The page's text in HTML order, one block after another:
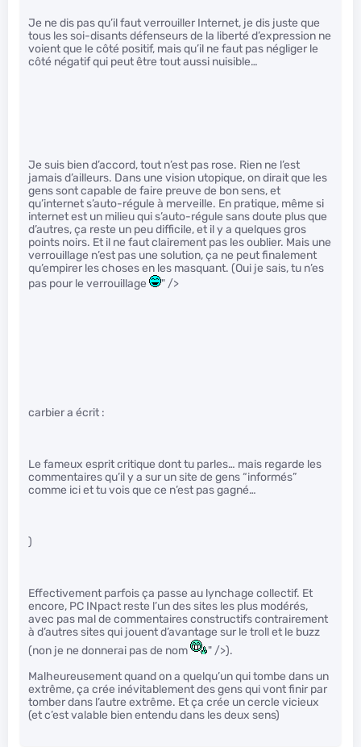
Je ne dis pas qu’il faut verrouiller Internet, je dis juste que
tous les soi-disants défenseurs de la liberté d’expression ne
voient que le côté positif, mais qu’il ne faut pas négliger le
côté négatif qui peut être tout aussi nuisible…
Je suis bien d’accord, tout n’est pas rose. Rien ne l’est
jamais d’ailleurs. Dans une vision utopique, on dirait que les
gens sont capable de faire preuve de bon sens, et
qu’internet s’auto-régule à merveille. En pratique, même si
internet est un milieu qui s’auto-régule sans doute plus que
d’autres, ça reste un peu difficile, et il y a quelques gros
points noirs. Et il ne faut clairement pas les oublier. Mais une
verrouillage n’est pas une solution, ça ne peut finalement
qu’empirer les choses en les masquant. (Oui je sais, tu n’es
pas pour le verrouillage
" />
carbier a écrit :
Le fameux esprit critique dont tu parles… mais regarde les
commentaires qu’il y a sur un site de gens “informés”
comme ici et tu vois que ce n’est pas gagné…
)
Effectivement parfois ça passe au lynchage collectif. Et
encore, PC INpact reste l’un des sites les plus modérés,
avec pas mal de commentaires constructifs contrairement
à d’autres sites qui jouent d’avantage sur le troll et le buzz
(non je ne donnerai pas de nom
" />).
Malheureusement quand on a quelqu’un qui tombe dans un
extrême, ça crée inévitablement des gens qui vont finir par
tomber dans l’autre extrême. Et ça crée un cercle vicieux
(et c’est valable bien entendu dans les deux sens)